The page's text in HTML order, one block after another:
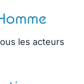
les acteurs